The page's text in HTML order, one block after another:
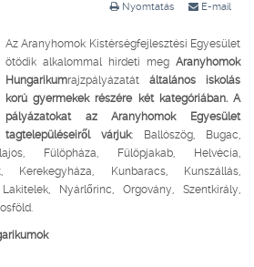
Nyomtatás E-mail
Az Aranyhomok Kistérségfejlesztési Egyesület
ötödik alkalommal hirdeti meg Aranyhomok
Hungarikumrajzpályázatát általános iskolás
korú gyermekek részére két kategóriában. A
pályázatokat az Aranyhomok Egyesület
tagtelepüléseiről várjuk: Ballószög, Bugac,
Fülöpháza, Fülöpjakab, Helvécia,
Kerekegyháza, Kunbaracs, Kunszállás,
Nyárlőrinc, Orgovány, Szentkirály,